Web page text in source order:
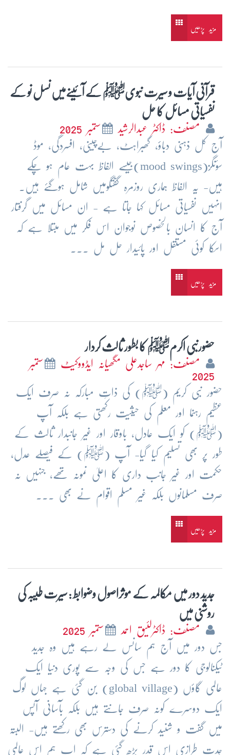
مزید پڑھیں
قرآنی آیات و سیرت نبویﷺ کے آئینےمیں نسل نو کے
نفسیاتی مسائل کا حل
مصنف: ڈاکٹر عبدالرشید
ستمبر 2025
آج کل ذہنی دباؤ، گھبراہٹ، بےچینی، افسردگی، موڈ
سؤنگز(mood swings)جیسے الفاظ بہت عام ہو چکے
ہیں- یہ الفاظ ہماری روزمرہ گفتگومیں شامل ہوگئے ہیں۔
انہیں نفسیاتی مسائل کہا جاتا ہے - ان مسائل میں گرفتار
آج کا انسان بالخصوص نوجوان اس فکر میں مبتلا ہے کہ
اسکا کوئی مستقل اور پائیدار حل مل ...
مزید پڑھیں
حضورنبی اکرمﷺ کا بطور ثالث کردار
مصنف: مہر ساجدعلی مگھیانہ ایڈووکیٹ
ستمبر
2025
حضور نبی کریم (ﷺ) کی ذاتِ مبارکہ نہ صرف ایک
عظیم رہنما اور معلم کی حیثیت رکھتی ہے بلکہ آپ
(ﷺ) کو ایک عادل، باوقار اور غیر جانبدار ثالث کے
طور پر بھی تسلیم کیا گیا- آپ (ﷺ) کے فیصلے عدل،
حکمت اور غیر جانب داری کا اعلیٰ نمونہ تھے، جنہیں نہ
صرف مسلمانوں بلکہ غیر مسلم اقوام نے بھی ...
مزید پڑھیں
جدید دور میں مکالمہ کے موثراصول وضوابط : سیرت طیبہ کی
روشنی میں
مصنف: ڈاکٹرلئیق احمد
ستمبر 2025
جس دور میں آج ہم سانس لے رہے ہیں وہ جدید
ٹیکنالوجی کا دور ہے جس کی وجہ سے پوری دنیا ایک
عالمی گاؤں (global village) بن گئی ہے جہاں لوگ
ایک دوسرے کونہ صرف جانتے ہیں بلکہ بآسانی آپس
میں گفت و شنید کرنے کی دسترس بھی رکھتے ہیں- البتہ
جدت طرازی اس قدر بڑھ گئی ہے کہ اب ہم اس عالمی